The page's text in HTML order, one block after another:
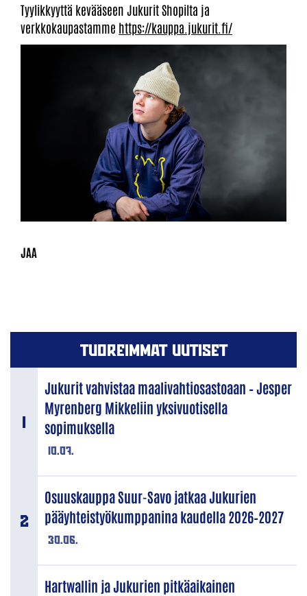
Tyylikkyyttä kevääseen Jukurit Shopilta ja
verkkokaupastamme https://kauppa.jukurit.fi/
TUOREIMMAT UUTISET
10.07.
Jukurit vahvistaa maalivahtiosastoaan – Jesper
Myrenberg Mikkeliin yksivuotisella
sopimuksella
30.06.
Osuuskauppa Suur-Savo jatkaa Jukurien
pääyhteistyökumppanina kaudella 2026–2027
Hartwallin ja Jukurien pitkäaikainen